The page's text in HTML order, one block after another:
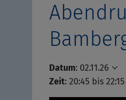
Datum: 02.11.26
Zeit: 20:45 bis